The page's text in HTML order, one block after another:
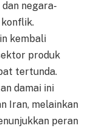
negara-
kembali
produk
tertunda.
damai ini
Iran, melainkan
peran